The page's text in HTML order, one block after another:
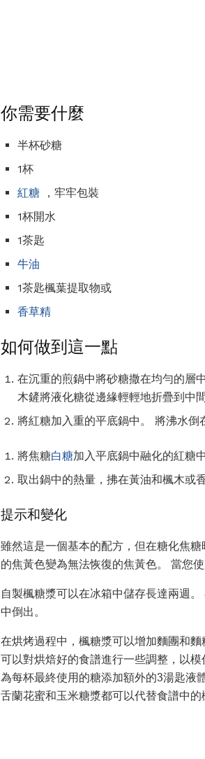
你需要什麼
半杯砂糖
1杯
紅糖 ，牢牢包裝
1杯開水
1茶匙
牛油
1茶匙楓葉提取物或
香草精
如何做到這一點
在沉重的煎鍋中將砂糖撒在均勻的層
木鏟將液化糖從邊緣輕輕地折疊到中
將紅糖加入重的平底鍋中。 將沸水倒
將焦糖白糖加入平底鍋中融化的紅糖
取出鍋中的熱量，拂在黃油和楓木或香
提示和變化
雖然這是一個基本的配方，但在糖化焦
的焦黃色變為無法恢復的焦黃色。 當您
自製楓糖漿可以在冰箱中儲存長達兩週
中倒出。
在烘烤過程中，楓糖漿可以增加麵團和
可以對烘焙好的食譜進行一些調整，以
為每杯最終使用的糖添加額外的3湯匙液
舌蘭花蜜和玉米糖漿都可以代替食譜中